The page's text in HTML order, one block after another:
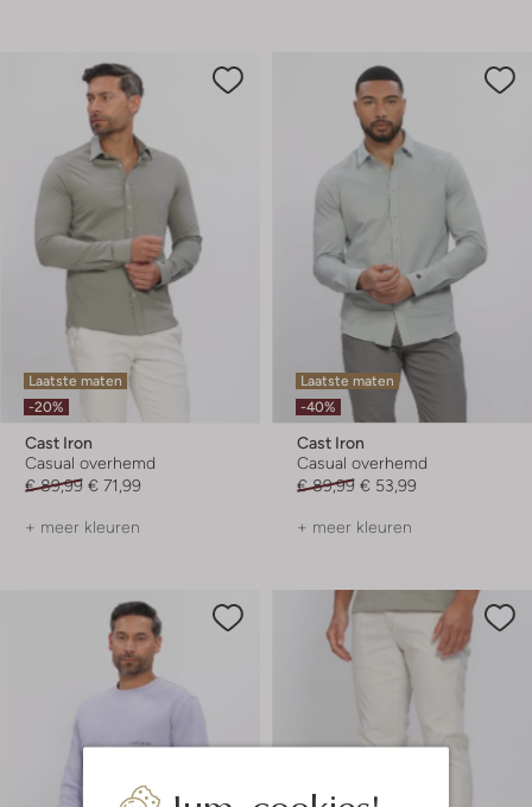
Laatste maten
-20%
Cast Iron
Casual overhemd
€ 89,99 € 71,99
+ meer kleuren
Laatste maten
-40%
Cast Iron
Casual overhemd
€ 89,99 € 53,99
+ meer kleuren